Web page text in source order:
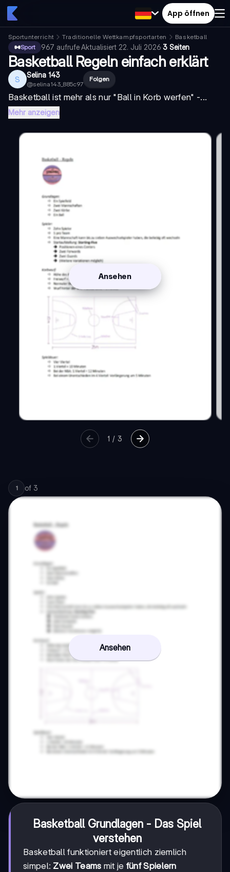
App öffnen
Sportunterricht Traditionelle Wettkampfsportarten
Basketball
Sport
967 aufrufe·Aktualisiert 22. Juli 2026·3 Seiten
Basketball Regeln einfach erklärt
S Selina 143
@selina143_885c97
Folgen
Basketball ist mehr als nur "Ball in Korb werfen" -...
Mehr anzeigen
Ansehen
1 / 3
1 of 3
Ansehen
Basketball Grundlagen - Das Spiel
verstehen
Basketball funktioniert eigentlich ziemlich
simpel: Zwei Teams mit je fünf Spielern